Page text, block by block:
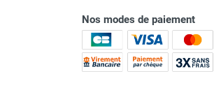
Chauffage mobile au gaz à
combustion directe
Chauffage mobile au gaz à
combustion indirecte
Nos modes de paiement